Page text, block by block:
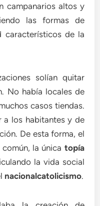
campanarios altos y
las formas de
característicos de la
solían quitar
No había locales de
casos tiendas.
a los habitantes y de
De esta forma, el
la única topía
la vida social
nacionalcatolicismo.